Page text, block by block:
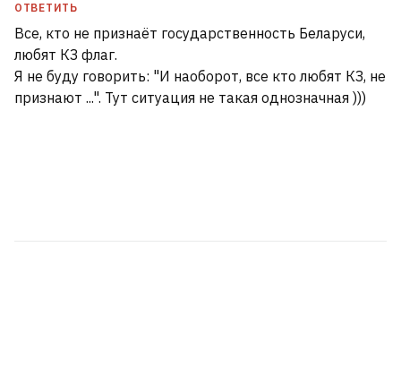
ОТВЕТИТЬ
Все, кто не признаёт государственность Беларуси,
любят КЗ флаг.
Я не буду говорить: "И наоборот, все кто любят КЗ, не
признают ...". Тут ситуация не такая однозначная )))